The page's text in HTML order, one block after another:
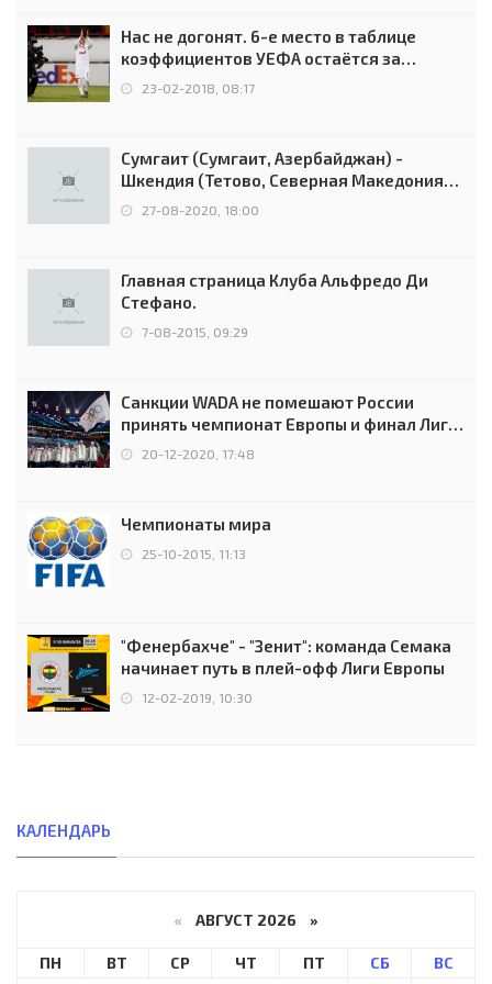
Нас не догонят. 6-е место в таблице
коэффициентов УЕФА остаётся за
Россией
23-02-2018, 08:17
Сумгаит (Сумгаит, Азербайджан) -
Шкендия (Тетово, Северная Македония) -
0:2 (0:0)
27-08-2020, 18:00
Главная страница Клуба Альфредо Ди
Стефано.
7-08-2015, 09:29
Санкции WADA не помешают России
принять чемпионат Европы и финал Лиги
чемпионов.
20-12-2020, 17:48
Чемпионаты мира
25-10-2015, 11:13
"Фенербахче" - "Зенит": команда Семака
начинает путь в плей-офф Лиги Европы
12-02-2019, 10:30
КАЛЕНДАРЬ
« АВГУСТ 2026 »
ПН ВТ СР ЧТ ПТ СБ ВС